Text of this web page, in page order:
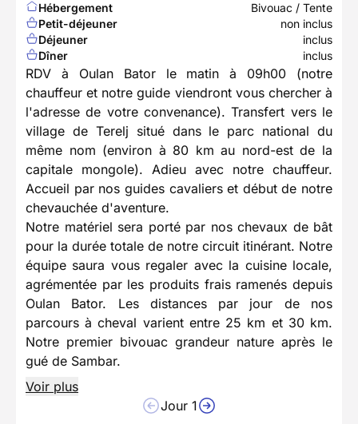
Hébergement
Bivouac / Tente
Petit-déjeuner
non inclus
Déjeuner
inclus
Dîner
inclus
RDV à Oulan Bator le matin à 09h00 (notre
chauffeur et notre guide viendront vous chercher à
l'adresse de votre convenance). Transfert vers le
village de Terelj situé dans le parc national du
même nom (environ à 80 km au nord-est de la
capitale mongole). Adieu avec notre chauffeur.
Accueil par nos guides cavaliers et début de notre
chevauchée d'aventure.
Notre matériel sera porté par nos chevaux de bât
pour la durée totale de notre circuit itinérant. Notre
équipe saura vous regaler avec la cuisine locale,
agrémentée par les produits frais ramenés depuis
Oulan Bator. Les distances par jour de nos
parcours à cheval varient entre 25 km et 30 km.
Notre premier bivouac grandeur nature après le
gué de Sambar.
Voir plus
Jour 1